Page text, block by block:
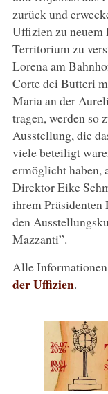
zurück und
Uffizien zu neuem
Territorium zu
Lorena am
Corte dei Butteri
Maria an der
tragen, werden so
Ausstellung, die
viele beteiligt
ermöglicht haben,
Direktor Eike
ihrem
den
Mazzanti”.
Alle
der Uffizien.